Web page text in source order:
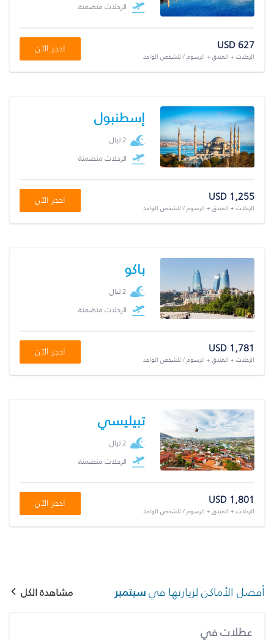
الرحلات متضمنة
USD 627
الرحلات + الفندق + الرسوم / للشخص الواحد
احجز الآن
إسطنبول
2 ليال
الرحلات متضمنة
USD 1,255
الرحلات + الفندق + الرسوم / للشخص الواحد
احجز الآن
باكو
2 ليال
الرحلات متضمنة
USD 1,781
الرحلات + الفندق + الرسوم / للشخص الواحد
احجز الآن
تبيليسي
2 ليال
الرحلات متضمنة
USD 1,801
الرحلات + الفندق + الرسوم / للشخص الواحد
احجز الآن
أفضل الأماكن لزيارتها فيسبتمبر مشاهدة الكل
عطلات في